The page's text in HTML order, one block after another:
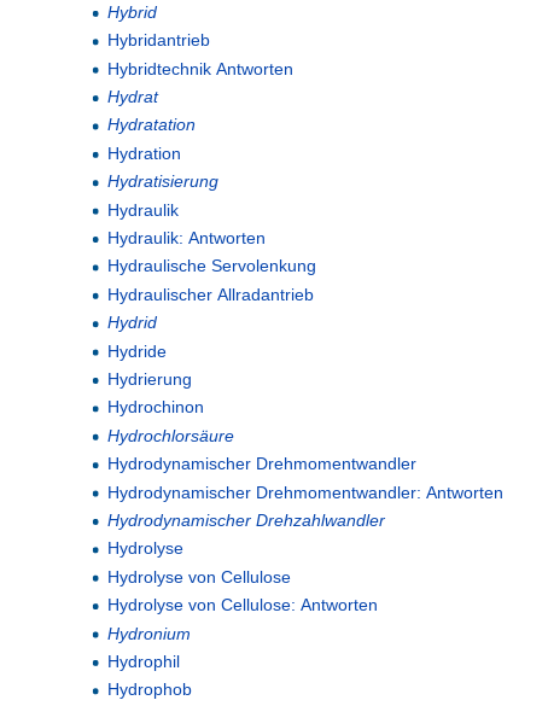
Hybrid
Hybridantrieb
Hybridtechnik Antworten
Hydrat
Hydratation
Hydration
Hydratisierung
Hydraulik
Hydraulik: Antworten
Hydraulische Servolenkung
Hydraulischer Allradantrieb
Hydrid
Hydride
Hydrierung
Hydrochinon
Hydrochlorsäure
Hydrodynamischer Drehmomentwandler
Hydrodynamischer Drehmomentwandler: Antworten
Hydrodynamischer Drehzahlwandler
Hydrolyse
Hydrolyse von Cellulose
Hydrolyse von Cellulose: Antworten
Hydronium
Hydrophil
Hydrophob